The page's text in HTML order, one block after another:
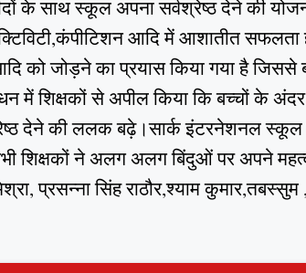
के साथ स्कूल अपना सर्वश्रेष्ठ देने की
आदि में आशातीत
को जोड़ने का प्रयास किया गया है जिससे
में शिक्षकों से अपील किया कि बच्चों के
देने की ललक बढ़े।सार्क इंटरनेशनल
शिक्षकों ने अलग अलग बिंदुओं पर अपने
प्रसन्ना सिंह राठौर,श्याम